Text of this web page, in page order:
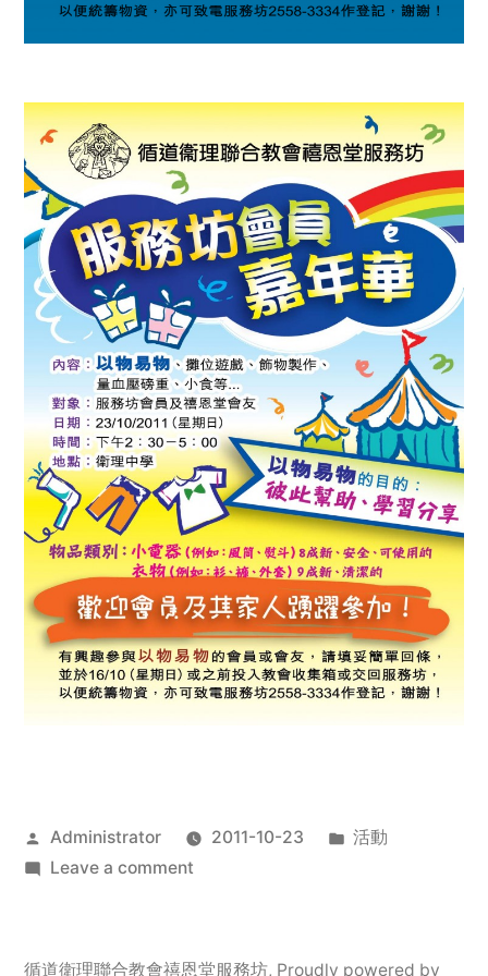
Posted
by
Administrator 2011-10-23
Posted
活動
Leave a commenton
服
循道衛理聯合教會禧恩堂服務坊, Proudly powered by